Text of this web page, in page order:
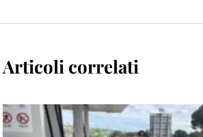
Articoli correlati